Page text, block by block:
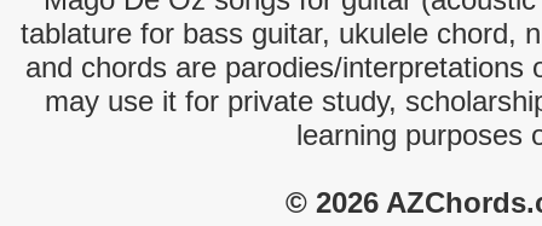
tablature for bass guitar, ukulele chord,
and chords are parodies/interpretations
may use it for private study,
learning purposes
© 2026